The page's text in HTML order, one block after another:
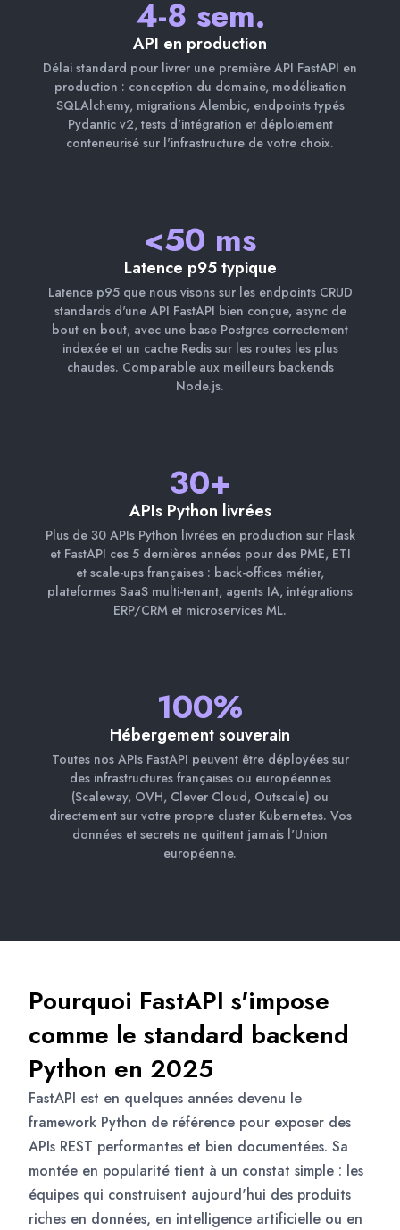
4-8 sem.
API en production
Délai standard pour livrer une première API FastAPI en
production : conception du domaine, modélisation
SQLAlchemy, migrations Alembic, endpoints typés
Pydantic v2, tests d'intégration et déploiement
conteneurisé sur l'infrastructure de votre choix.
<50 ms
Latence p95 typique
Latence p95 que nous visons sur les endpoints CRUD
standards d'une API FastAPI bien conçue, async de
bout en bout, avec une base Postgres correctement
indexée et un cache Redis sur les routes les plus
chaudes. Comparable aux meilleurs backends
Node.js.
30+
APIs Python livrées
Plus de 30 APIs Python livrées en production sur Flask
et FastAPI ces 5 dernières années pour des PME, ETI
et scale-ups françaises : back-offices métier,
plateformes SaaS multi-tenant, agents IA, intégrations
ERP/CRM et microservices ML.
100%
Hébergement souverain
Toutes nos APIs FastAPI peuvent être déployées sur
des infrastructures françaises ou européennes
(Scaleway, OVH, Clever Cloud, Outscale) ou
directement sur votre propre cluster Kubernetes. Vos
données et secrets ne quittent jamais l'Union
européenne.
Pourquoi FastAPI s'impose
comme le standard backend
Python en 2025
FastAPI est en quelques années devenu le
framework Python de référence pour exposer des
APIs REST performantes et bien documentées. Sa
montée en popularité tient à un constat simple : les
équipes qui construisent aujourd'hui des produits
riches en données, en intelligence artificielle ou en